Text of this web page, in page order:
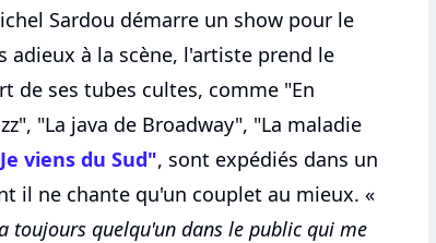
Sardou démarre un show pour le
adieux à la scène, l'artiste prend le
de ses tubes cultes, comme "En
"La java de Broadway", "La maladie
viens du Sud", sont expédiés dans un
il ne chante qu'un couplet au mieux. «
toujours quelqu'un dans le public qui me